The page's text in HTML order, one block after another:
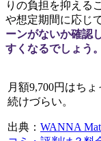
りの負担を抑える
や想定期間に応じ
ーンがないか確認
すくなるでしょう。
月額9,700円はち
続けづらい。
出典： WANNA